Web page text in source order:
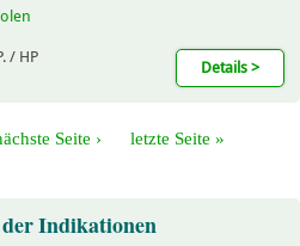
/ HP
Details >
Seite › letzte Seite »
Indikationen